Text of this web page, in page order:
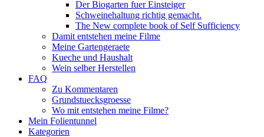
Der Biogarten fuer Einsteiger
Schweinehaltung richtig gemacht.
The New complete book of Self Sufficiency
Damit entstehen meine Filme
Meine Gartengeraete
Kueche und Haushalt
Wein selber Herstellen
FAQ
Zu Kommentaren
Grundstuecksgroesse
Wo mit entstehen meine Filme?
Mein Folientunnel
Kategorien